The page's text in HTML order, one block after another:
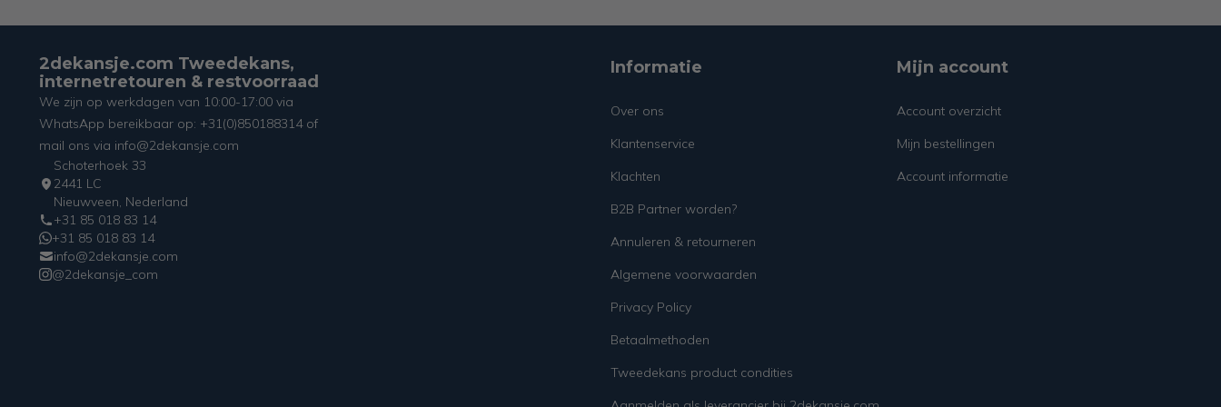
2dekansje.com Tweedekans,
internetretouren & restvoorraad
We zijn op werkdagen van 10:00-17:00 via
WhatsApp bereikbaar op: +31(0)850188314 of
mail ons via info@2dekansje.com
Schoterhoek 33
2441 LC
Nieuwveen, Nederland
+31 85 018 83 14
+31 85 018 83 14
info@2dekansje.com
@2dekansje_com
Informatie
Over ons
Klantenservice
Klachten
B2B Partner worden?
Annuleren & retourneren
Algemene voorwaarden
Privacy Policy
Betaalmethoden
Tweedekans product condities
Mijn account
Account overzicht
Mijn bestellingen
Account informatie